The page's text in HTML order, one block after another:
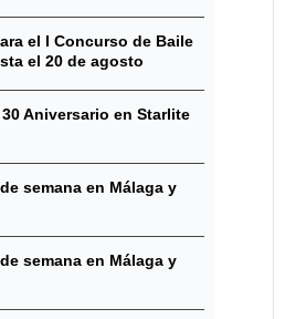
el I Concurso de Baile
el 20 de agosto
Aniversario en Starlite
semana en Málaga y
semana en Málaga y